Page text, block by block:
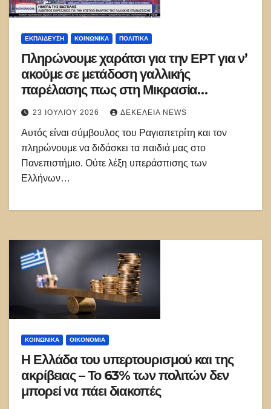
ΕΚΠΑΊΔΕΥΣΗ ΚΟΙΝΩΝΙΚΑ ΠΟΛΙΤΙΚΑ
Πληρώνουμε χαράτσι για την ΕΡΤ για ν’
ακούμε σε μετάδοση γαλλικής
παρέλασης πως στη Μικρασία
«σκότωναν και βίαζαν» τις
μουσουλμάνες οι Έλληνες στρατιώτες
23 ΙΟΥΛΊΟΥ 2026 ΔΕΚΈΛΕΙΑ NEWS
Αυτός είναι σύμβουλος του Ραγιαπετρίτη και τον
πληρώνουμε να διδάσκει τα παιδιά μας στο
Πανεπιστήμιο. Ούτε λέξη υπεράσπισης των
Ελλήνων…
ΚΟΙΝΩΝΙΚΑ ΟΙΚΟΝΟΜΙΑ
Η Ελλάδα του υπερτουρισμού και της
ακρίβειας – Το 63% των πολιτών δεν
μπορεί να πάει διακοπές